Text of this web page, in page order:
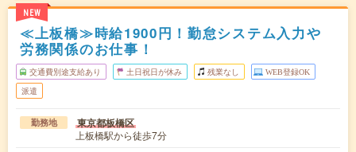
NEW
≪上板橋≫時給1900円！勤怠システム入力や
労務関係のお仕事！
交通費別途支給あり 土日祝日が休み 残業なし WEB登録OK
派遣
勤務地 東京都板橋区
上板橋駅から徒歩7分